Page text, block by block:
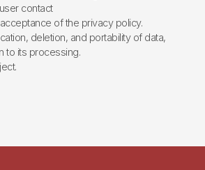
contact
of the privacy policy.
deletion, and portability of data,
to its processing.